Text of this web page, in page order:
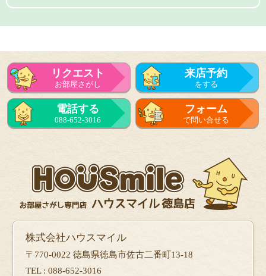
リクエスト
お部屋さがし
来店予約
をする
電話する
088-652-3016
フォーム
で問い合せる
株式会社ハウスマイル
〒770-0022 徳島県徳島市佐古二番町13-18
TEL : 088-652-3016